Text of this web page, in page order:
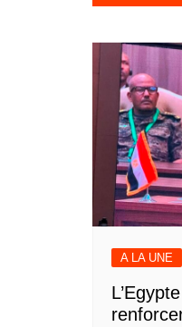
de
l’article
A LA UNE